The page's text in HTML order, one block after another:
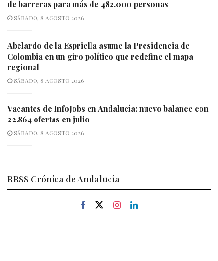
de barreras para más de 482.000 personas
SÁBADO, 8 AGOSTO 2026
Abelardo de la Espriella asume la Presidencia de
Colombia en un giro político que redefine el mapa
regional
SÁBADO, 8 AGOSTO 2026
Vacantes de InfoJobs en Andalucía: nuevo balance con
22.864 ofertas en julio
SÁBADO, 8 AGOSTO 2026
RRSS Crónica de Andalucía